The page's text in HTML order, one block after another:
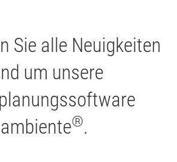
Sie alle Neuigkeiten
um unsere
ambiente®.